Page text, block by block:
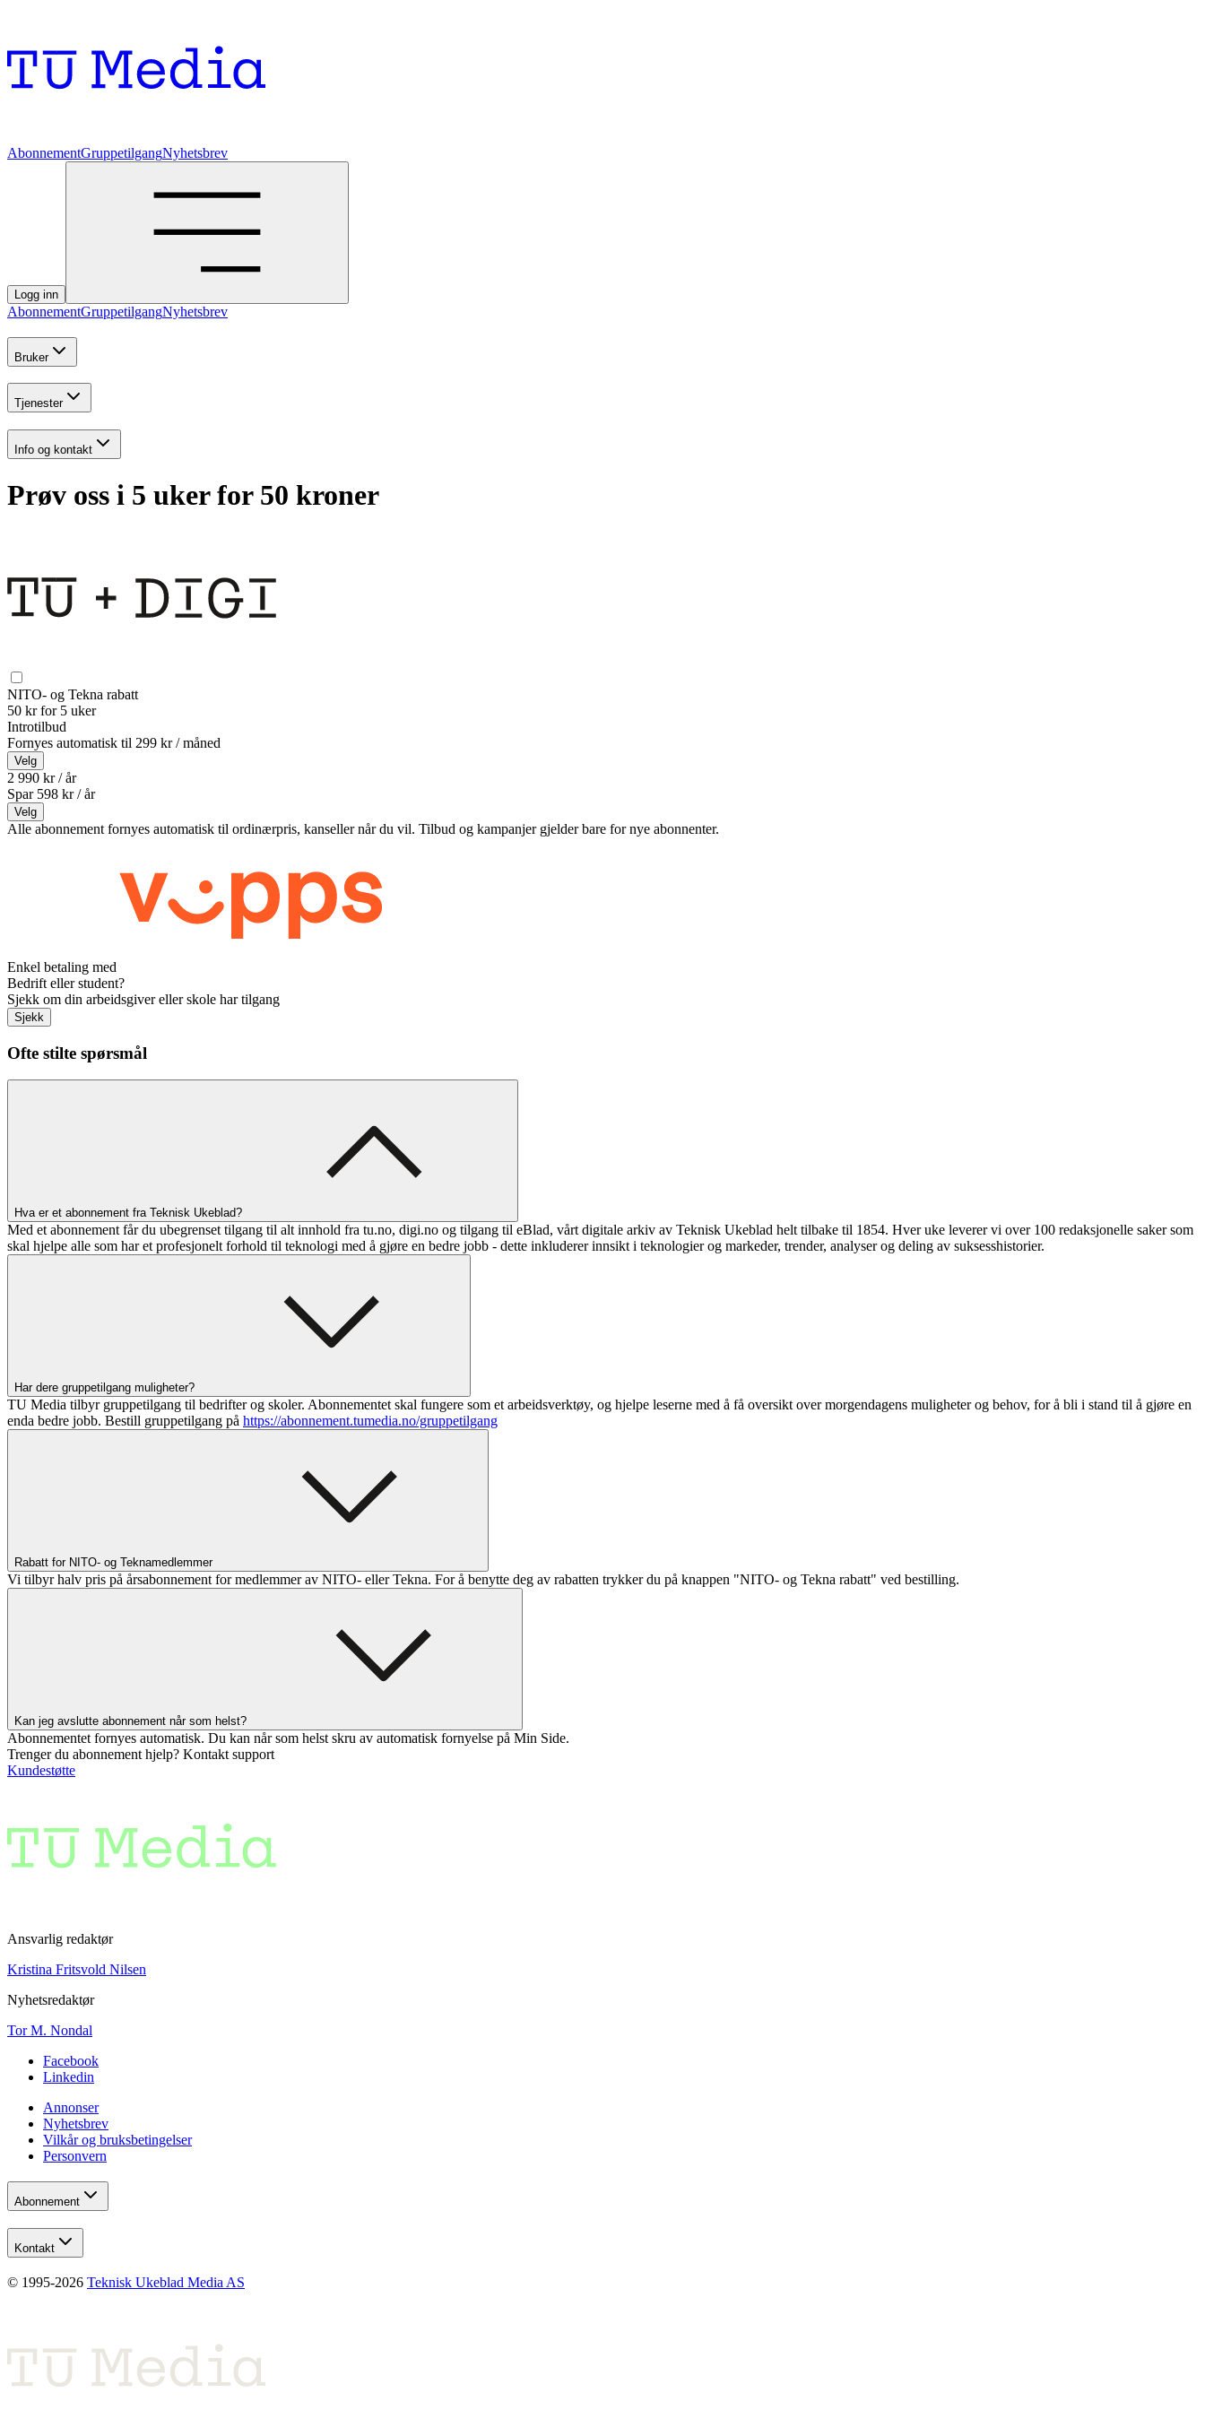
AbonnementGruppetilgangNyhetsbrev
Logg inn
AbonnementGruppetilgangNyhetsbrev
Bruker
Tjenester
Info og kontakt
Prøv oss i 5 uker for 50 kroner
NITO- og Tekna rabatt
50 kr for 5 uker
Introtilbud
Fornyes automatisk til 299 kr / måned
Velg
2 990 kr / år
Spar 598 kr /år
Velg
Alle abonnement fornyes automatisk til ordinærpris, kanseller når du vil. Tilbud og kampanjer gjelder bare for nye abonnenter.
Enkel betaling med
Bedrift eller student?
Sjekk om din arbeidsgiver eller skole har tilgang
Sjekk
Ofte stilte spørsmål
Hva er et abonnement fra Teknisk Ukeblad?
Med et abonnement får du ubegrenset tilgang til alt innhold fra tu.no, digi.no og tilgang til eBlad, vårt digitale arkiv av Teknisk Ukeblad helt tilbake til 1854. Hver uke leverer vi over 100 redaksjonelle saker som
skal hjelpe alle som har et profesjonelt forhold til teknologi med å gjøre en bedre jobb - dette inkluderer innsikt i teknologier og markeder, trender, analyser og deling av suksesshistorier.
Har dere gruppetilgang muligheter?
TU Media tilbyr gruppetilgang til bedrifter og skoler. Abonnementet skal fungere som et arbeidsverktøy, og hjelpe leserne med å få oversikt over morgendagens muligheter og behov, for å bli i stand til å gjøre en
enda bedre jobb. Bestill gruppetilgang på https://abonnement.tumedia.no/gruppetilgang
Rabatt for NITO- og Teknamedlemmer
Vi tilbyr halv pris på årsabonnement for medlemmer av NITO- eller Tekna. For å benytte deg av rabatten trykker du på knappen "NITO- og Tekna rabatt" ved bestilling.
Kan jeg avslutte abonnement når som helst?
Abonnementet fornyes automatisk. Du kan når som helst skru av automatisk fornyelse på Min Side.
Trenger du abonnement hjelp? Kontakt support
Kundestøtte
Ansvarlig redaktør
Kristina Fritsvold Nilsen
Nyhetsredaktør
Tor M. Nondal
Facebook
Linkedin
Annonser
Nyhetsbrev
Vilkår og bruksbetingelser
Personvern
Abonnement
Kontakt
© 1995-2026 Teknisk Ukeblad Media AS